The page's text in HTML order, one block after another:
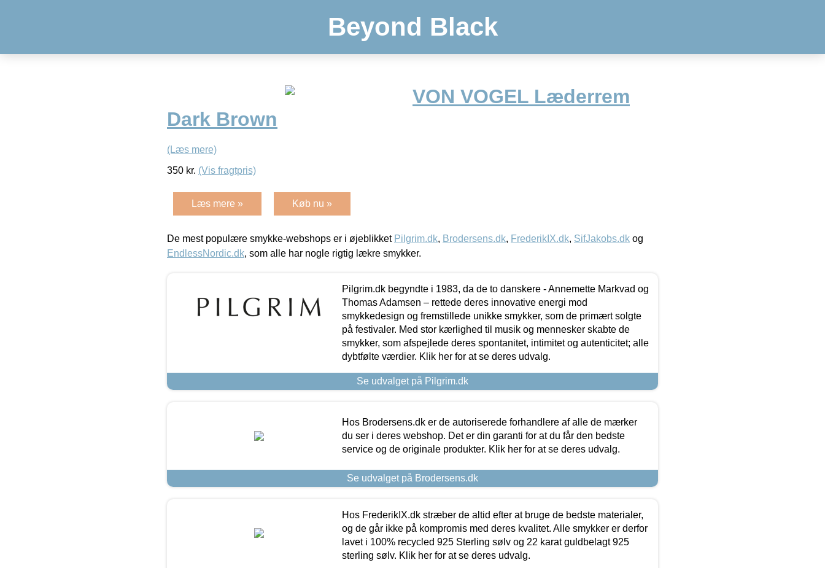
Beyond Black
VON VOGEL Læderrem
Dark Brown
(Læs mere)
350 kr. (Vis fragtpris)
Læs mere » Køb nu »
De mest populære smykke-webshops er i øjeblikket Pilgrim.dk, Brodersens.dk, FrederikIX.dk, SifJakobs.dk og
EndlessNordic.dk, som alle har nogle rigtig lækre smykker.
Pilgrim.dk begyndte i 1983, da de to danskere - Annemette Markvad og
Thomas Adamsen – rettede deres innovative energi mod
smykkedesign og fremstillede unikke smykker, som de primært solgte
på festivaler. Med stor kærlighed til musik og mennesker skabte de
smykker, som afspejlede deres spontanitet, intimitet og autenticitet; alle
dybtfølte værdier. Klik her for at se deres udvalg.
Se udvalget på Pilgrim.dk
Hos Brodersens.dk er de autoriserede forhandlere af alle de mærker
du ser i deres webshop. Det er din garanti for at du får den bedste
service og de originale produkter. Klik her for at se deres udvalg.
Se udvalget på Brodersens.dk
Hos FrederikIX.dk stræber de altid efter at bruge de bedste materialer,
og de går ikke på kompromis med deres kvalitet. Alle smykker er derfor
lavet i 100% recycled 925 Sterling sølv og 22 karat guldbelagt 925
sterling sølv. Klik her for at se deres udvalg.